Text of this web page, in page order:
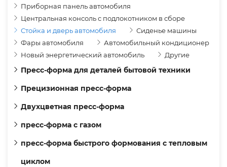
Приборная панель автомобиля
Центральная консоль с подлокотником в сборе
Стойка и дверь автомобиля
Сиденье машины
Фары автомобиля
Автомобильный кондиционер
Новый энергетический автомобиль
Другие
Пресс-форма для деталей бытовой техники
Прецизионная пресс-форма
Двухцветная пресс-форма
пресс-форма с газом
пресс-форма быстрого формования с тепловым
циклом